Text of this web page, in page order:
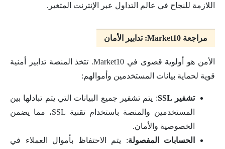
اللازمة للنجاح في عالم التداول عبر الإنترنت المتغير.
مراجعة Market10: تدابير الأمان
الأمن هو أولوية قصوى في Market10. تتخذ المنصة تدابير أمنية
قوية لحماية بيانات المستخدمين وأموالهم:
تشفير SSL
: يتم تشفير جميع البيانات التي يتم تبادلها بين
المستخدمين والمنصة باستخدام تقنية SSL، مما يضمن
الخصوصية والأمان.
الحسابات المفصولة: يتم الاحتفاظ بأموال العملاء في